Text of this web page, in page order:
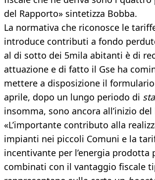
del Rapporto» sintetizza Bobba.
La normativa che riconosce le
introduce contributi a fondo
al di sotto dei 5mila abitanti è di
attuazione e di fatto il Gse ha
mettere a disposizione il formulario
aprile, dopo un lungo periodo di
insomma, sono ancora all’inizio
«L’importante contributo alla
impianti nei piccoli Comuni e la
incentivante per l’energia prodotta
combinati con il vantaggio fiscale